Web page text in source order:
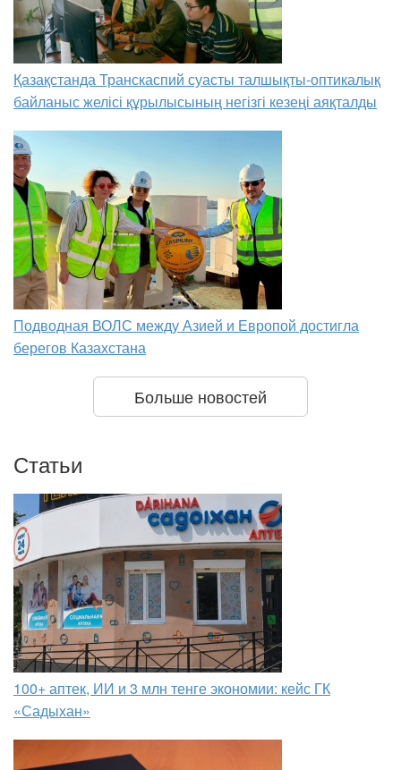
Қазақстанда Транскаспий суасты талшықты-оптикалық
байланыс желісі құрылысының негізгі кезеңі аяқталды
Подводная ВОЛС между Азией и Европой достигла
берегов Казахстана
Больше новостей
Статьи
100+ аптек, ИИ и 3 млн тенге экономии: кейс ГК
«Садыхан»